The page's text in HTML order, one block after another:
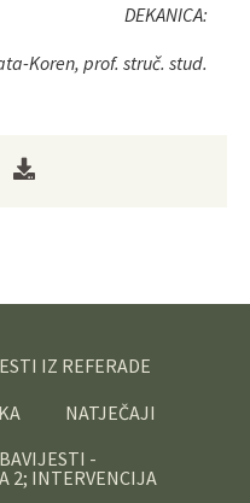
DEKANICA:
Koren, prof. struč. stud.
IZ REFERADE
NATJEČAJI
-
2; INTERVENCIJA